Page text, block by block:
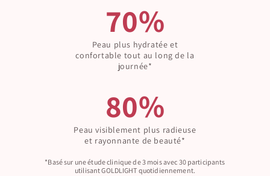
70%
Peau plus hydratée et
confortable tout au long de la
journée*
80%
Peau visiblement plus radieuse
et rayonnante de beauté*
*Basé sur une étude clinique de 3 mois avec 30 participants
utilisant GOLDLIGHT quotidiennement.